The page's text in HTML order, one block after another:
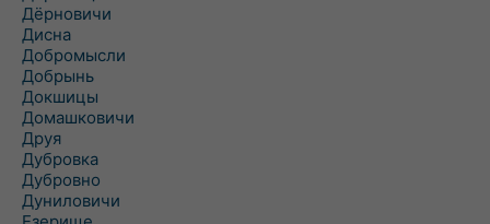
Дёрновичи
Дисна
Добромысли
Добрынь
Докшицы
Домашковичи
Друя
Дубровка
Дубровно
Дуниловичи